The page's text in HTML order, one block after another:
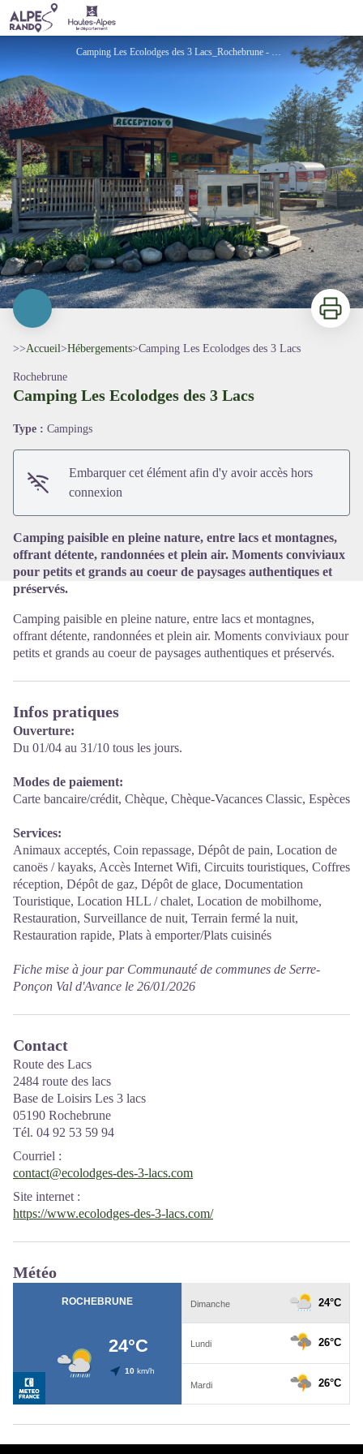
Camping Les Ecolodges des 3 Lacs
Camping Les Ecolodges des 3 Lacs_Rochebrune - Les ecolodges des 3 lacs
Voir l'image en plein écran
Imprimer
>>Accueil>Hébergements>Camping Les Ecolodges des 3 Lacs
Rochebrune
Camping Les Ecolodges des 3 Lacs
Type : Campings
Embarquer cet élément afin d'y avoir accès hors
connexion
Camping paisible en pleine nature, entre lacs et montagnes,
offrant détente, randonnées et plein air. Moments conviviaux
pour petits et grands au coeur de paysages authentiques et
préservés.
Camping paisible en pleine nature, entre lacs et montagnes,
offrant détente, randonnées et plein air. Moments conviviaux pour
petits et grands au coeur de paysages authentiques et préservés.
Infos pratiques
Ouverture:
Du 01/04 au 31/10 tous les jours.
Modes de paiement:
Carte bancaire/crédit, Chèque, Chèque-Vacances Classic, Espèces
Services:
Animaux acceptés, Coin repassage, Dépôt de pain, Location de
canoës / kayaks, Accès Internet Wifi, Circuits touristiques, Coffres
réception, Dépôt de gaz, Dépôt de glace, Documentation
Touristique, Location HLL / chalet, Location de mobilhome,
Restauration, Surveillance de nuit, Terrain fermé la nuit,
Restauration rapide, Plats à emporter/Plats cuisinés
Fiche mise à jour par Communauté de communes de Serre-
Ponçon Val d'Avance le 26/01/2026
Contact
Route des Lacs
2484 route des lacs
Base de Loisirs Les 3 lacs
05190 Rochebrune
Tél. 04 92 53 59 94
Courriel :
contact@ecolodges-des-3-lacs.com
Site internet :
https://www.ecolodges-des-3-lacs.com/
Météo